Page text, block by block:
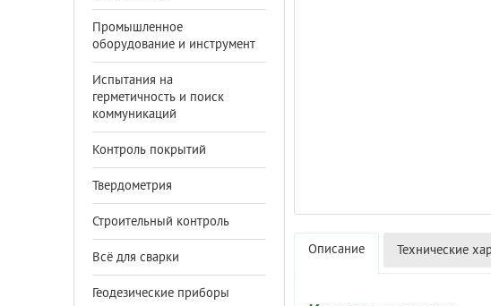
Промышленное
оборудование и инструмент
Испытания на
герметичность и поиск
коммуникаций
Контроль покрытий
Твердометрия
Строительный контроль
Всё для сварки
Геодезические приборы
Описание Технические